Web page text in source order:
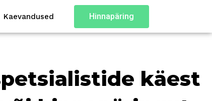
Kaevandused Hinnapäring
käest